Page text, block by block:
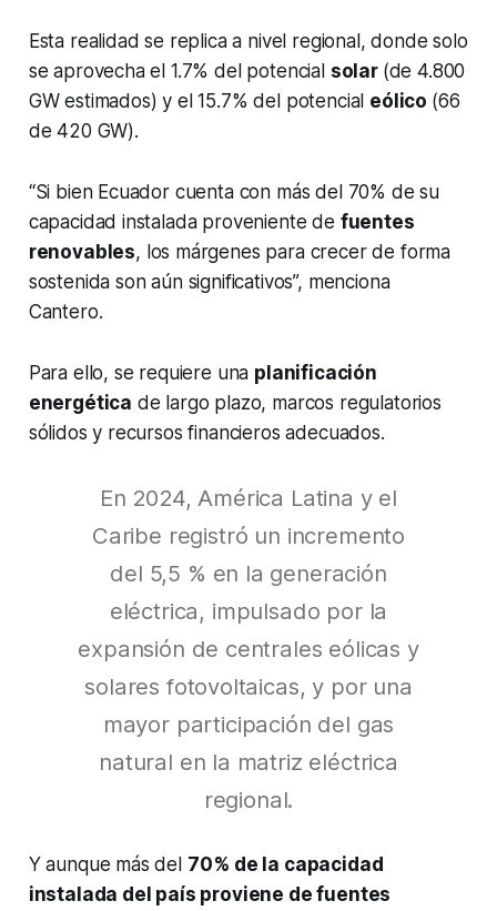
Esta realidad se replica a nivel regional, donde solo
se aprovecha el 1.7% del potencial solar (de 4.800
GW estimados) y el 15.7% del potencial eólico (66
de 420 GW).
“Si bien Ecuador cuenta con más del 70% de su
capacidad instalada proveniente de fuentes
renovables, los márgenes para crecer de forma
sostenida son aún significativos”, menciona
Cantero.
Para ello, se requiere una planificación
energética de largo plazo, marcos regulatorios
sólidos y recursos financieros adecuados.
En 2024, América Latina y el
Caribe registró un incremento
del 5,5 % en la generación
eléctrica, impulsado por la
expansión de centrales eólicas y
solares fotovoltaicas, y por una
mayor participación del gas
natural en la matriz eléctrica
regional.
Y aunque más del 70 % de la capacidad
instalada del país proviene de fuentes